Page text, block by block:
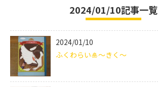
2024/01/10記事一覧
2024/01/10
ふくわらい🎍～きく～